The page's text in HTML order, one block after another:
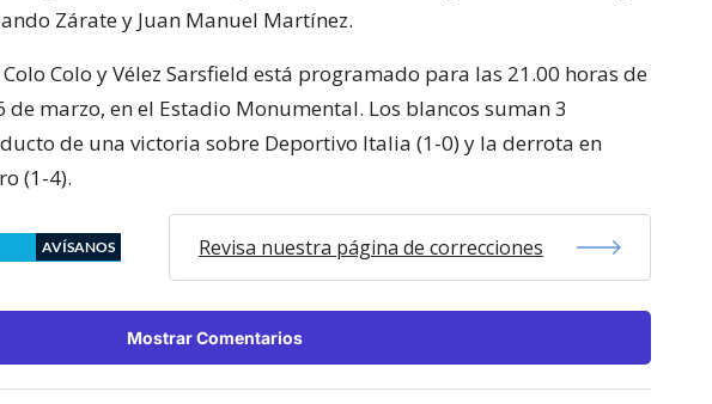
Zárate y Juan Manuel Martínez.
Colo y Vélez Sarsfield está programado para las 21.00 horas de
de marzo, en el Estadio Monumental. Los blancos suman 3
de una victoria sobre Deportivo Italia (1-0) y la derrota en
(1-4).
AVÍSANOS Revisa nuestra página de correcciones
Mostrar Comentarios